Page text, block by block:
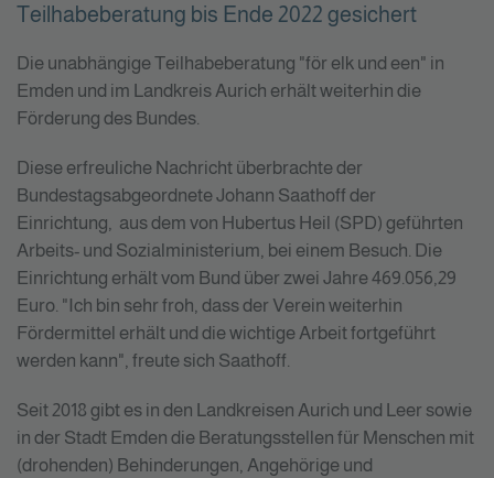
Teilhabeberatung bis Ende 2022 gesichert
Die unabhängige Teilhabeberatung "för elk und een" in
Emden und im Landkreis Aurich erhält weiterhin die
Förderung des Bundes.
Diese erfreuliche Nachricht überbrachte der
Bundestagsabgeordnete Johann Saathoff der
Einrichtung, aus dem von Hubertus Heil (SPD) geführten
Arbeits- und Sozialministerium, bei einem Besuch. Die
Einrichtung erhält vom Bund über zwei Jahre 469.056,29
Euro. "Ich bin sehr froh, dass der Verein weiterhin
Fördermittel erhält und die wichtige Arbeit fortgeführt
werden kann", freute sich Saathoff.
Seit 2018 gibt es in den Landkreisen Aurich und Leer sowie
in der Stadt Emden die Beratungsstellen für Menschen mit
(drohenden) Behinderungen, Angehörige und